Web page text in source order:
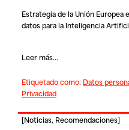
Estrategia de la Unión
datos para la Inteligencia
Leer más...
Etiquetado como: Datos
Privacidad
[Noticias, Recomendaciones]